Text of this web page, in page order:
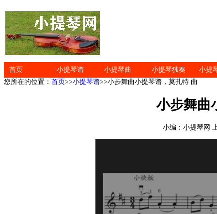
首页 小提琴谱 小提琴曲 小提琴独奏
小提
您所在的位置： 首页>>小提琴谱>>小步舞曲小提琴谱，莫扎特 曲
小步舞曲
小编：小提琴网